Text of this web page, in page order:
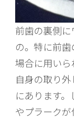
前歯の裏側
の。特に前
場合に用い
自身の取り
にあります
やプラーク